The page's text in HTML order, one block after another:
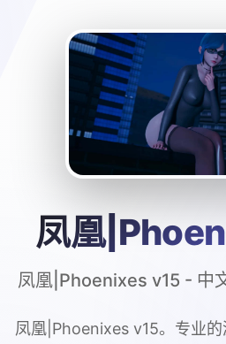
凤凰
凤凰|Phoenixes v15 - 中
凤凰|Phoenixes v15。专业